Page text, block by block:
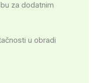
za dodatnim
u obradi